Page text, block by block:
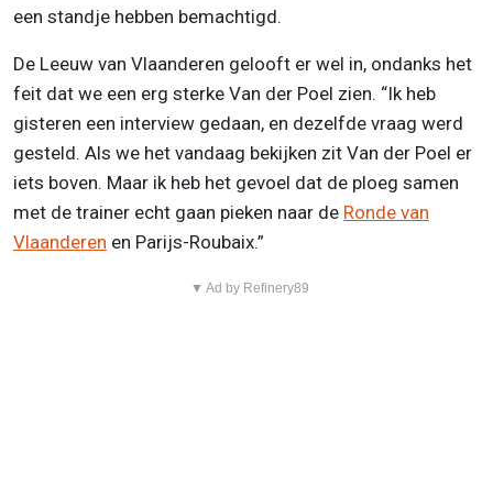
een standje hebben bemachtigd.
De Leeuw van Vlaanderen gelooft er wel in, ondanks het
feit dat we een erg sterke Van der Poel zien. “Ik heb
gisteren een interview gedaan, en dezelfde vraag werd
gesteld. Als we het vandaag bekijken zit Van der Poel er
iets boven. Maar ik heb het gevoel dat de ploeg samen
met de trainer echt gaan pieken naar de Ronde van
Vlaanderen en Parijs-Roubaix.”
▼ Ad by Refinery89